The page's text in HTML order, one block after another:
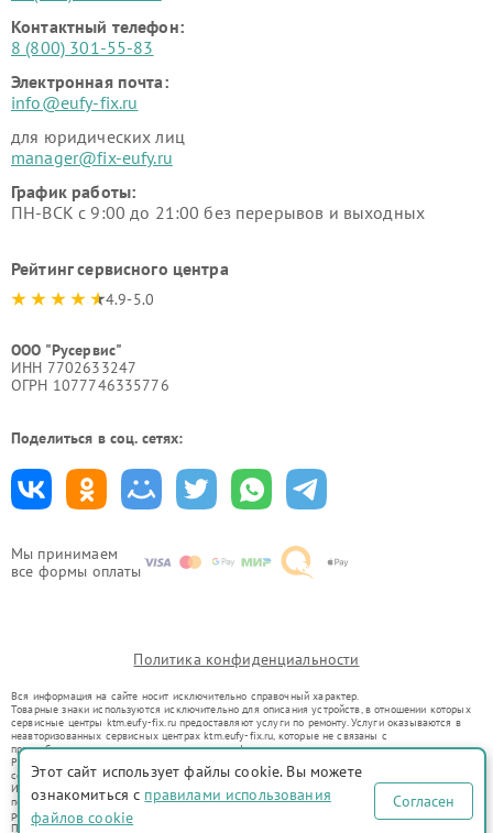
Мы принимаем
все формы оплаты
Контактный телефон:
8 (800) 301-55-83
Электронная почта:
info@eufy-fix.ru
для юридических лиц
manager@fix-eufy.ru
График работы:
ПН-ВСК с 9:00 до 21:00 без перерывов и выходных
Рейтинг сервисного центра
4.9-5.0
ООО "Русервис"
ИНН 7702633247
ОГРН 1077746335776
Поделиться в соц. сетях:
Политика конфиденциальности
Вся информация на сайте носит исключительно справочный характер.
Товарные знаки используются исключительно для описания устройств, в отношении которых
сервисные центры ktm.eufy-fix.ru предоставляют услуги по ремонту. Услуги оказываются в
неавторизованных сервисных центрах ktm.eufy-fix.ru, которые не связаны с
правообладателями товарных знаков или их официальными представителями.
Ремонт осуществляется для устройств, уже введенных в гражданский оборот в соответствии
со статьей 1487 ГК РФ.
Использование товарных знаков не преследует цели индивидуализации услуг или введения
потребителей в заблуждение, а служит для информирования о предоставляемых услугах по
ремонту техники указанных брендов.
Представленная на сайте информация не является публичной офертой, определяемой
Этот сайт использует файлы cookie. Вы можете
ознакомиться с правилами использования
файлов cookie
Согласен